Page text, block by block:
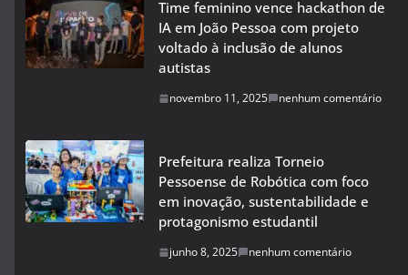
Time feminino vence hackathon de
IA em João Pessoa com projeto
voltado à inclusão de alunos
autistas
novembro 11, 2025 nenhum comentário
Prefeitura realiza Torneio
Pessoense de Robótica com foco
em inovação, sustentabilidade e
protagonismo estudantil
junho 8, 2025 nenhum comentário